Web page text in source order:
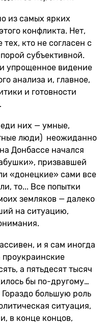
из самых ярких
конфликта. Нет,
кто не согласен с
субъективной.
упрощенное видение
анализа и, главное,
и готовности
них — умные,
люди) неожиданно
Донбассе начался
призвавшей
«донецкие» сами все
то... Все попытки
земляков — далеко
на ситуацию,
и я сам иногда
проукраинские
а пятьдесят тысяч
бы по-другому…
большую роль
ситуация,
в конце концов,